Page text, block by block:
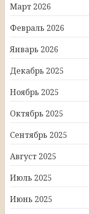
Март 2026
Февраль 2026
Январь 2026
Декабрь 2025
Ноябрь 2025
Октябрь 2025
Сентябрь 2025
Август 2025
Июль 2025
Июнь 2025